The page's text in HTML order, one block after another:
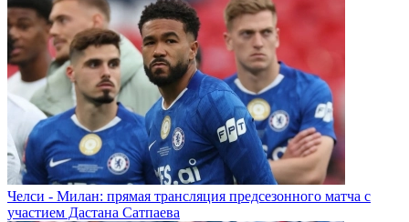
Челси - Милан: прямая трансляция предсезонного матча с
участием Дастана Сатпаева